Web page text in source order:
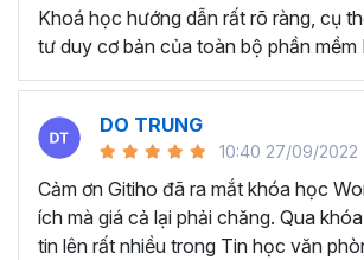
dự án, hướng dẫn sử dụng.
Tạo và quản lý hợp đồng và văn
những người làm kế toán và hành
các tài liệu liên quan trên Microsoft Word.
KHÓA HỌC TUYỆT
WORD DÀNH CHO
Khoá học hướng dẫn rất rõ ràng, cụ
tư duy cơ bản của toàn bộ phần mềm
DO TRUNG
10:40 27/09/2022
Cảm ơn Gitiho đã ra mắt khóa học
ích mà giá cả lại phải chăng. Qua
tin lên rất nhiều trong Tin học văn